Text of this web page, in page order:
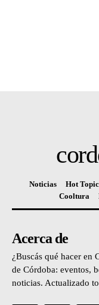
Noticias Hot
Cooltura
Acerca de
¿Buscás qué hacer en
de Córdoba: eventos,
noticias. Actualizado